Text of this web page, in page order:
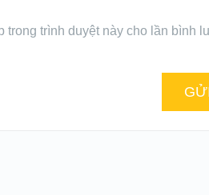
trong trình duyệt này cho lần bình